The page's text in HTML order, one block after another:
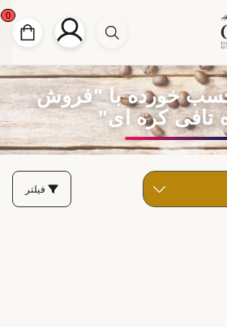
0
خورده با "فروش
تافی کره ای"
فیلتر